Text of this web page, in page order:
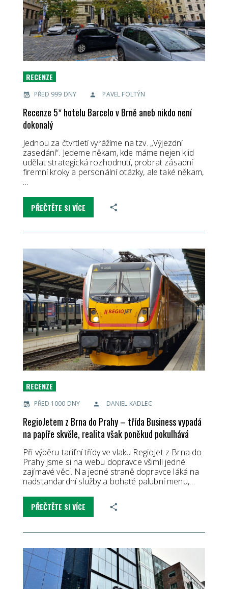
RECENZE
PŘED 999 DNY PAVEL FOLTÝN
Recenze 5* hotelu Barcelo v Brně aneb nikdo není
dokonalý
Jednou za čtvrtletí vyrážíme na tzv. „Výjezdní
zasedání“. Jedeme někam, kde máme nejen klid
udělat strategická rozhodnutí, probrat zásadní
firemní kroky a personální otázky, ale také někam,
…
PŘEČTĚTE SI VÍCE
RECENZE
PŘED 1000 DNY DANIEL KADLEC
RegioJetem z Brna do Prahy – třída Business vypadá
na papíře skvěle, realita však poněkud pokulhává
Při výběru tarifní třídy ve vlaku RegioJet z Brna do
Prahy jsme si na webu dopravce všimli jedné
zajímavé věci. Na jedné straně dopravce láká na
nadstandardní služby a bohaté palubní menu,…
PŘEČTĚTE SI VÍCE